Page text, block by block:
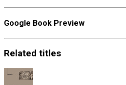
Google Book Preview
Related titles